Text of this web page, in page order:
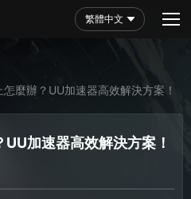
繁體中文
麼辦？UU加速器高效解決方案！
加速器高效解決方案！